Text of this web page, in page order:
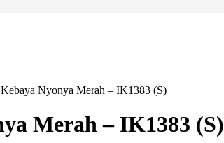
Kebaya Nyonya Merah – IK1383 (S)
Merah – IK1383 (S)